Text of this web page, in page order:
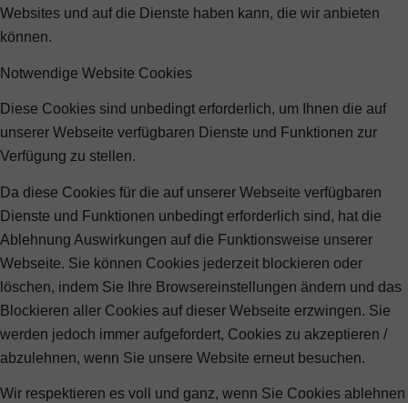
Websites und auf die Dienste haben kann, die wir anbieten
können.
Notwendige Website Cookies
Diese Cookies sind unbedingt erforderlich, um Ihnen die auf
unserer Webseite verfügbaren Dienste und Funktionen zur
Verfügung zu stellen.
Da diese Cookies für die auf unserer Webseite verfügbaren
Dienste und Funktionen unbedingt erforderlich sind, hat die
Ablehnung Auswirkungen auf die Funktionsweise unserer
Webseite. Sie können Cookies jederzeit blockieren oder
löschen, indem Sie Ihre Browsereinstellungen ändern und das
Blockieren aller Cookies auf dieser Webseite erzwingen. Sie
werden jedoch immer aufgefordert, Cookies zu akzeptieren /
abzulehnen, wenn Sie unsere Website erneut besuchen.
Wir respektieren es voll und ganz, wenn Sie Cookies ablehnen